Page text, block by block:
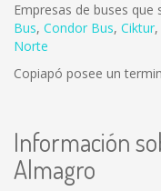
Empresas de buses que
Bus, Condor Bus, Ciktur,
Norte
Copiapó posee un
Información
Almagro